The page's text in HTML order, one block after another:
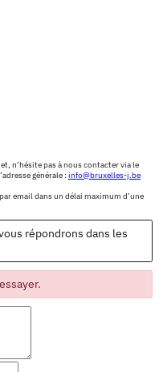
n’hésite pas à nous contacter via le
générale : info@bruxelles-j.be
email dans un délai maximum d’une
répondrons dans les